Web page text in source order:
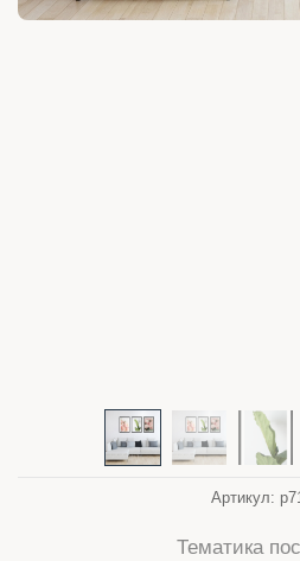
Артикул:
Тематика